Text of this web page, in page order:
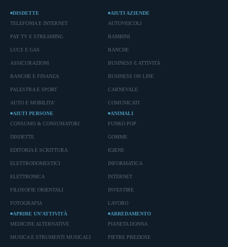
DISDETTE
TELEFONIA E INTERNET
PAY TV E STREAMING
LUCE E GAS
ASSICURAZIONI
BANCHE E FINANZA
PALESTRA E SPORT
AUTO E MOBILITA'
AIUTI AZIENDE
AUTOVEICOLI
BAMBINI
BANCHE
BUSINESS E ATTIVITÀ
BUSINESS ON LINE
CARNEVALE
COMUNICATI
AIUTI PERSONE
CONSUMO & CONSUMATORI
DISDETTE
EDITORIA E SCRITTURA
ELETTRODOMESTICI
ELETTRONICA
FILOSOFIE ORIENTALI
FOTOGRAFIA
ANIMALI
FUNKO POP
GOMME
IGIENE
INFORMATICA
INTERNET
INVESTIRE
LAVORO
APRIRE UN’ATTIVITÀ
MEDICINE ALTERNATIVE
MUSICA E STRUMENTI MUSICALI
ARREDAMENTO
PIANETA DONNA
PIETRE PREZIOSE